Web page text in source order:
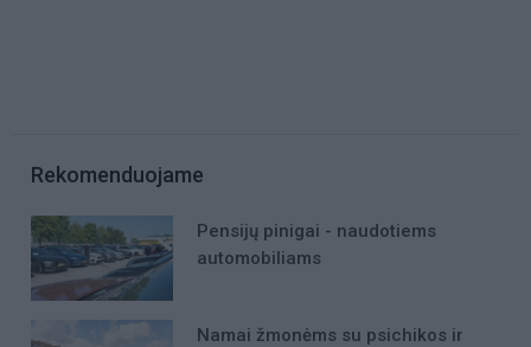
Rekomenduojame
Pensijų pinigai - naudotiems
automobiliams
Namai žmonėms su psichikos ir